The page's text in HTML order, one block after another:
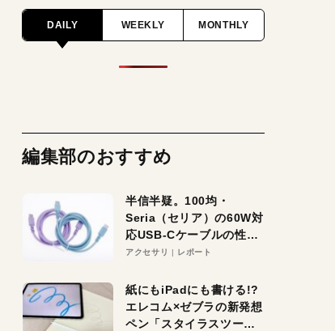
DAILY WEEKLY MONTHLY
編集部のおすすめ
半信半疑。100均・
Seria（セリア）の60W対
応USB-Cケーブルの性能
を検証。超コスパの1本を
アクセサリ レポート
紙にもiPadにも書ける!?
エレコム×ゼブラの新発想
ペン「スタイラスツーウ